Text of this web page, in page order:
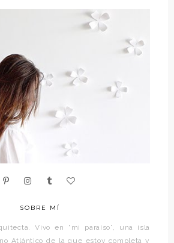
SOBRE MÍ
Vivo en “mi paraíso”, una isla
Atlántico de la que estoy completa y